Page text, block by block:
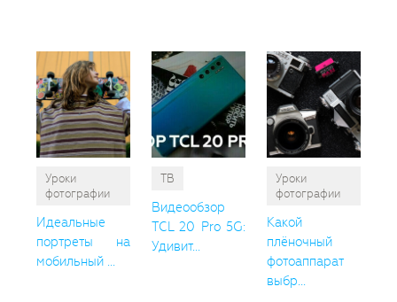
Уроки
фотографии
Идеальные
портреты на
мобильный ...
ТВ
Видеообзор
TCL 20 Pro 5G:
Удивит...
Уроки
фотографии
Какой
плёночный
фотоаппарат
выбр...